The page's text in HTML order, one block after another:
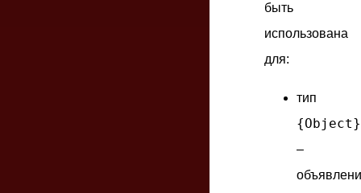
быть
использована
для:
тип
{Object}
–